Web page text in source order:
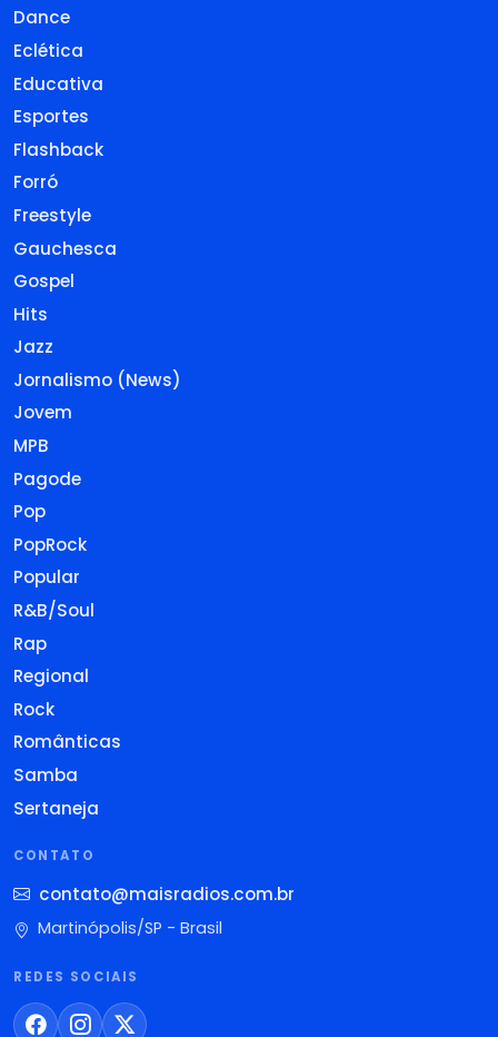
Dance
Eclética
Educativa
Esportes
Flashback
Forró
Freestyle
Gauchesca
Gospel
Hits
Jazz
Jornalismo (News)
Jovem
MPB
Pagode
Pop
PopRock
Popular
R&B/Soul
Rap
Regional
Rock
Românticas
Samba
Sertaneja
CONTATO
contato@maisradios.com.br
Martinópolis/SP - Brasil
REDES SOCIAIS